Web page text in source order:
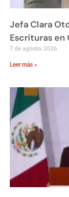
Jefa Clara
Escrituras en
7 de agosto, 2026
Leer más »